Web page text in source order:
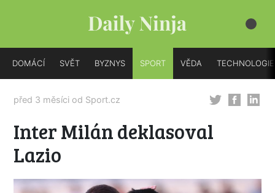
DOMÁCÍ SVĚT BYZNYS SPORT VĚDA TECHNOLOGIE
před 3 měsíci od Sport.cz
Inter Milán deklasoval
Lazio